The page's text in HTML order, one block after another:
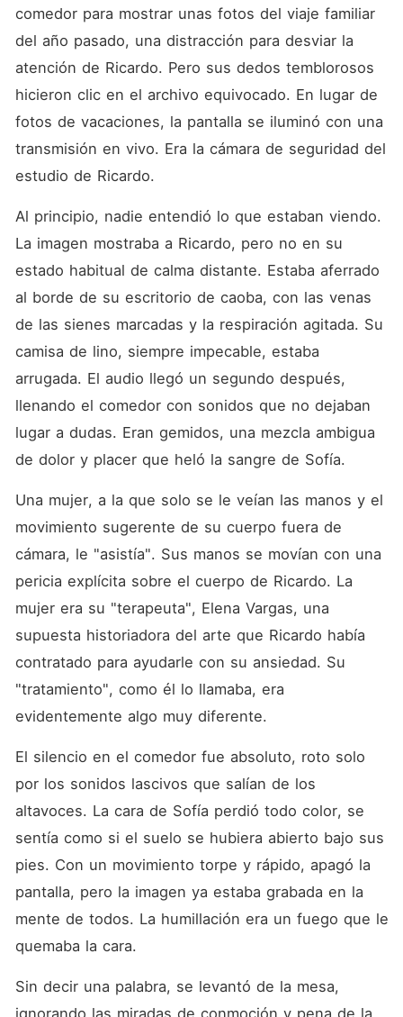
comedor para mostrar unas fotos del viaje familiar
del año pasado, una distracción para desviar la
atención de Ricardo. Pero sus dedos temblorosos
hicieron clic en el archivo equivocado. En lugar de
fotos de vacaciones, la pantalla se iluminó con una
transmisión en vivo. Era la cámara de seguridad del
estudio de Ricardo.
Al principio, nadie entendió lo que estaban viendo.
La imagen mostraba a Ricardo, pero no en su
estado habitual de calma distante. Estaba aferrado
al borde de su escritorio de caoba, con las venas
de las sienes marcadas y la respiración agitada. Su
camisa de lino, siempre impecable, estaba
arrugada. El audio llegó un segundo después,
llenando el comedor con sonidos que no dejaban
lugar a dudas. Eran gemidos, una mezcla ambigua
de dolor y placer que heló la sangre de Sofía.
Una mujer, a la que solo se le veían las manos y el
movimiento sugerente de su cuerpo fuera de
cámara, le "asistía". Sus manos se movían con una
pericia explícita sobre el cuerpo de Ricardo. La
mujer era su "terapeuta", Elena Vargas, una
supuesta historiadora del arte que Ricardo había
contratado para ayudarle con su ansiedad. Su
"tratamiento", como él lo llamaba, era
evidentemente algo muy diferente.
El silencio en el comedor fue absoluto, roto solo
por los sonidos lascivos que salían de los
altavoces. La cara de Sofía perdió todo color, se
sentía como si el suelo se hubiera abierto bajo sus
pies. Con un movimiento torpe y rápido, apagó la
pantalla, pero la imagen ya estaba grabada en la
mente de todos. La humillación era un fuego que le
quemaba la cara.
Sin decir una palabra, se levantó de la mesa,
ignorando las miradas de conmoción y pena de la